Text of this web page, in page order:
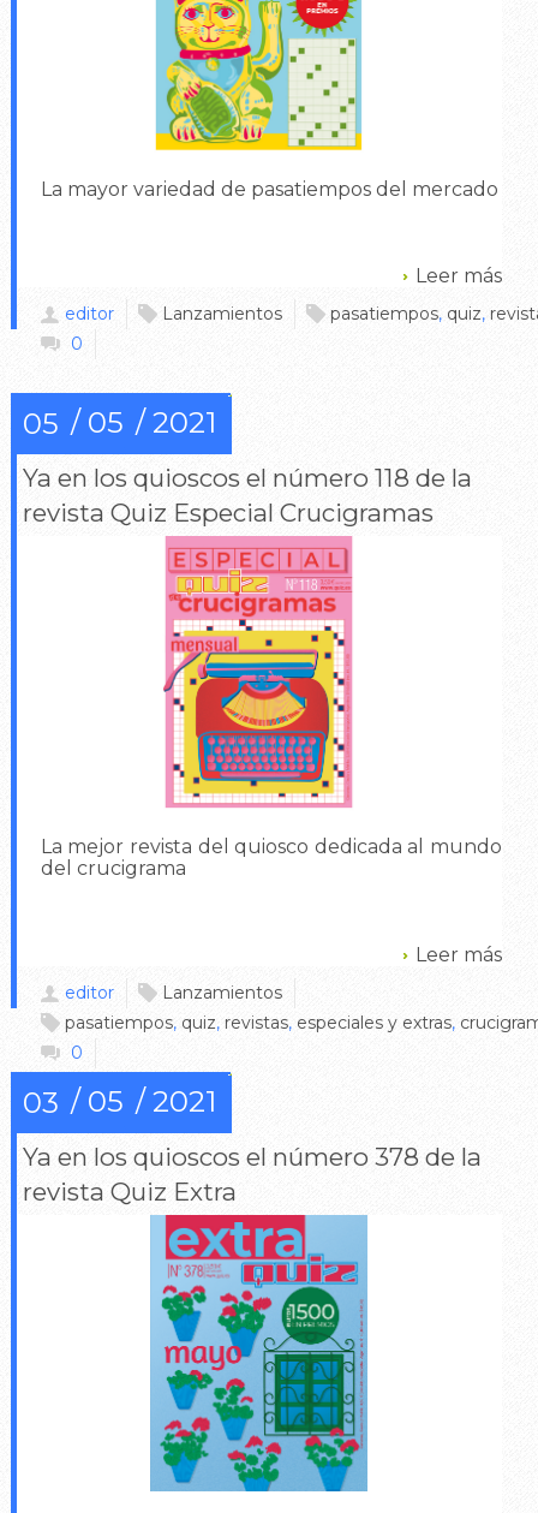
La mayor variedad de pasatiempos del mercado
Leer más
editor Lanzamientos pasatiempos, quiz,
0
05 05 2021
Ya en los quioscos el número 118 de la
revista Quiz Especial Crucigramas
La mejor revista del quiosco dedicada al mundo
del crucigrama
Leer más
editor
Lanzamientos
pasatiempos, quiz, revistas, especiales y extras,
0
03 05 2021
Ya en los quioscos el número 378 de la
revista Quiz Extra